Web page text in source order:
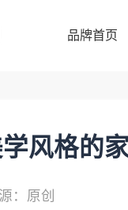
品牌首页
风格的
：原创